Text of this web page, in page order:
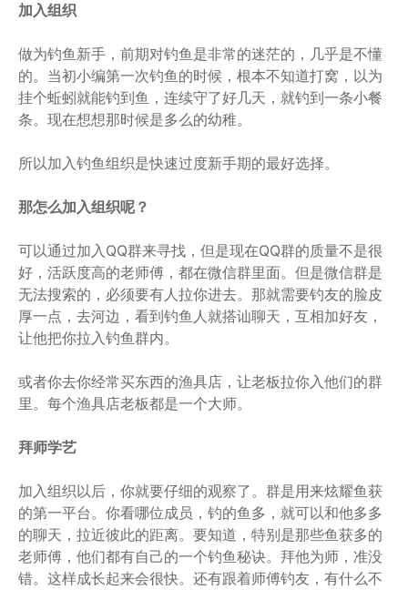
加入组织
做为钓鱼新手，前期对钓鱼是非常的迷茫的，几乎是不懂
的。当初小编第一次钓鱼的时候，根本不知道打窝，以为
挂个蚯蚓就能钓到鱼，连续守了好几天，就钓到一条小餐
条。现在想想那时候是多么的幼稚。
所以加入钓鱼组织是快速过度新手期的最好选择。
那怎么加入组织呢？
可以通过加入QQ群来寻找，但是现在QQ群的质量不是很
好，活跃度高的老师傅，都在微信群里面。但是微信群是
无法搜索的，必须要有人拉你进去。那就需要钓友的脸皮
厚一点，去河边，看到钓鱼人就搭讪聊天，互相加好友，
让他把你拉入钓鱼群内。
或者你去你经常买东西的渔具店，让老板拉你入他们的群
里。每个渔具店老板都是一个大师。
拜师学艺
加入组织以后，你就要仔细的观察了。群是用来炫耀鱼获
的第一平台。你看哪位成员，钓的鱼多，就可以和他多多
的聊天，拉近彼此的距离。要知道，特别是那些鱼获多的
老师傅，他们都有自己的一个钓鱼秘诀。拜他为师，准没
错。这样成长起来会很快。还有跟着师傅钓友，有什么不